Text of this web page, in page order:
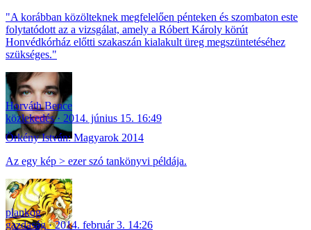
"A korábban közölteknek megfelelően pénteken és szombaton este
folytatódott az a vizsgálat, amely a Róbert Károly körút
Honvédkórház előtti szakaszán kialakult üreg megszüntetéséhez
szükséges."
Horváth Bence
közlekedés
2014. június 15. 16:49
Örkény István: Magyarok 2014
Az egy kép > ezer szó tankönyvi példája.
plankog
gazdaság
2014. február 3. 14:26